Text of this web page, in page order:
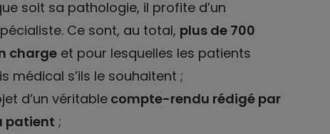
soit sa pathologie, il profite d’un
Ce sont, au total, plus de 700
chargeet pour lesquelles les patients
médical s’ils le souhaitent ;
d’un véritablecompte-rendu rédigé par
patient ;